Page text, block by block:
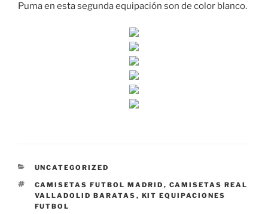
Puma en esta segunda equipación son de color blanco.
CATEGORÍAS
UNCATEGORIZED
ETIQUETAS
CAMISETAS FUTBOL MADRID , CAMISETAS REAL
VALLADOLID BARATAS , KIT EQUIPACIONES
FUTBOL